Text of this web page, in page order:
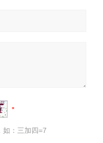
如：三加四=7